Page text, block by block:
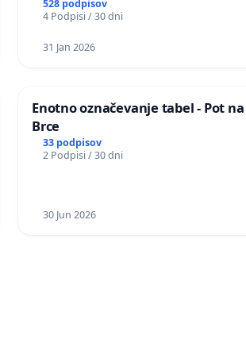
528 podpisov
4 Podpisi / 30 dni
31 Jan 2026
Enotno označevanje tabel - Pot na
Brce
33 podpisov
2 Podpisi / 30 dni
30 Jun 2026